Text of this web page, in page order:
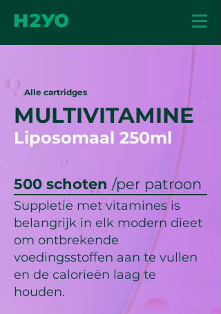
Alle cartridges
MULTIVITAMINE
Liposomaal 250ml
500 schoten /per patroon
Suppletie met vitamines is
belangrijk in elk modern dieet
om ontbrekende
voedingsstoffen aan te vullen
en de calorieën laag te
houden.